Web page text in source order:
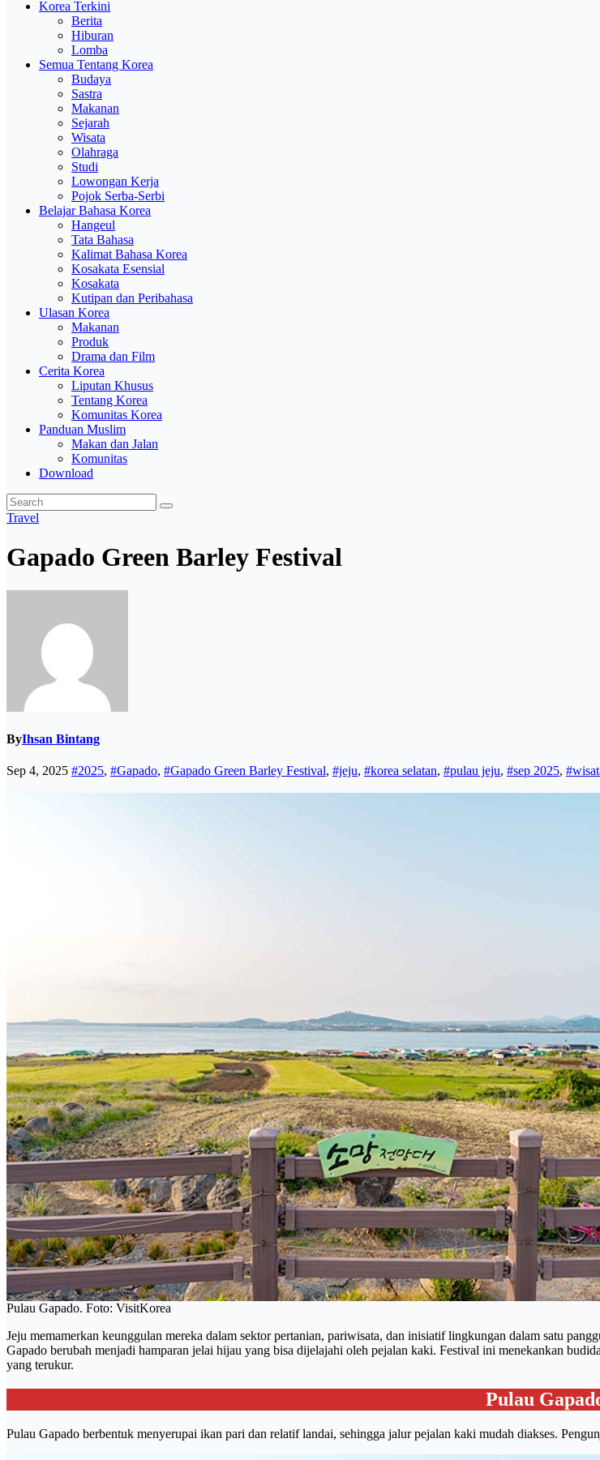
Korea Terkini
Berita
Hiburan
Lomba
Semua Tentang Korea
Budaya
Sastra
Makanan
Sejarah
Wisata
Olahraga
Studi
Lowongan Kerja
Pojok Serba-Serbi
Belajar Bahasa Korea
Hangeul
Tata Bahasa
Kalimat Bahasa Korea
Kosakata Esensial
Kosakata
Kutipan dan Peribahasa
Ulasan Korea
Makanan
Produk
Drama dan Film
Cerita Korea
Liputan Khusus
Tentang Korea
Komunitas Korea
Panduan Muslim
Makan dan Jalan
Komunitas
Download
Travel
Gapado Green Barley Festival
ByIhsan Bintang
Sep 4, 2025 #2025, #Gapado, #Gapado Green Barley Festival, #jeju, #korea selatan, #pulau jeju, #sep 2025,
Pulau Gapado. Foto: VisitKorea
Jeju memamerkan keunggulan mereka dalam sektor pertanian, pariwisata, dan inisiatif lingkungan dalam satu
Gapado berubah menjadi hamparan jelai hijau yang bisa dijelajahi oleh pejalan kaki. Festival ini menekankan
yang terukur.
Pulau
Pulau Gapado berbentuk menyerupai ikan pari dan relatif landai, sehingga jalur pejalan kaki mudah diakses.